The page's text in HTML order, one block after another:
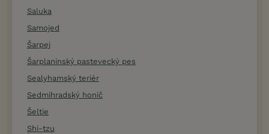
Saluka
Samojed
Šarpej
Šarplaninský pastevecký pes
Sealyhamský teriér
Sedmihradský honič
Šeltie
Shi-tzu